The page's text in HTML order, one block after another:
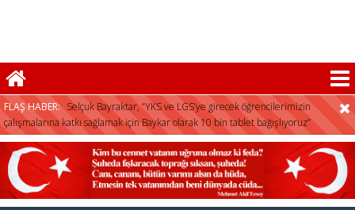
FLAŞ HABER: Selçuk Bayraktar, “YKS ve LGS’ye girecek öğrencilerimizin
çalışmalarına katkı sağlamak için Baykar olarak 10 bin tablet bağışlıyoruz”